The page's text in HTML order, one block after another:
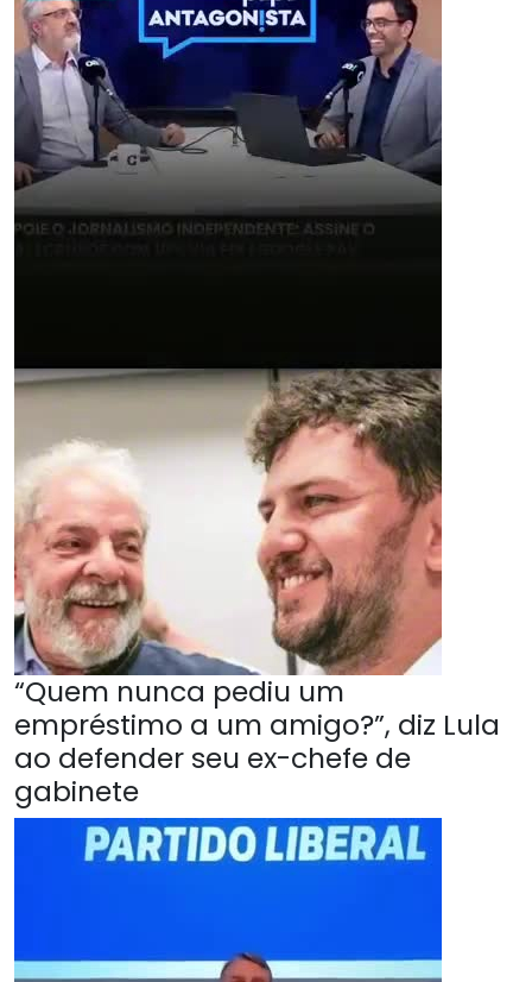
“Quem nunca pediu um
empréstimo a um amigo?”, diz Lula
ao defender seu ex-chefe de
gabinete